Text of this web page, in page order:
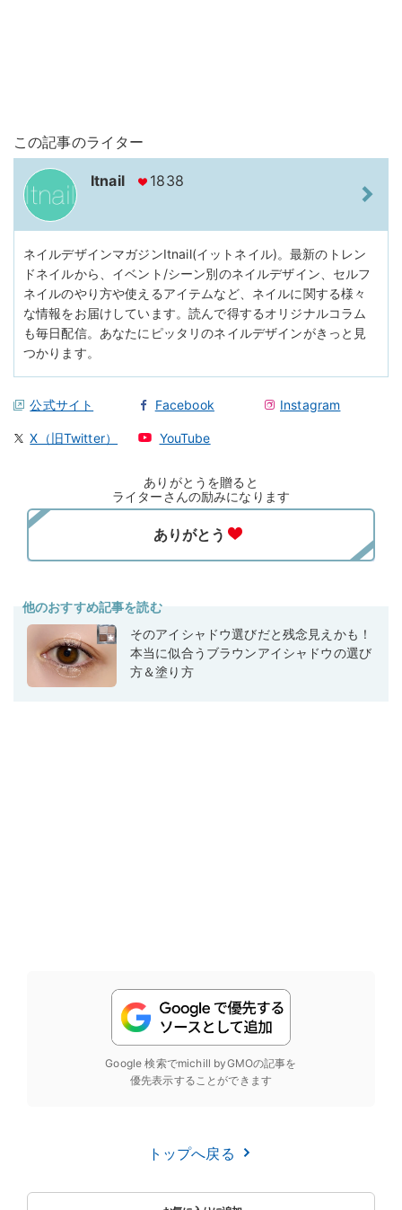
この記事のライター
Itnail 1838
ネイルデザインマガジンItnail(イットネイル)。最新のトレン
ドネイルから、イベント/シーン別のネイルデザイン、セルフ
ネイルのやり方や使えるアイテムなど、ネイルに関する様々
な情報をお届けしています。読んで得するオリジナルコラム
も毎日配信。あなたにピッタリのネイルデザインがきっと見
つかります。
公式サイト Facebook Instagram
X（旧Twitter） YouTube
ありがとうを贈ると
ライターさんの励みになります
他のおすすめ記事を読む
そのアイシャドウ選びだと残念見えかも！
本当に似合うブラウンアイシャドウの選び
方＆塗り方
Google 検索でmichill byGMOの記事を
優先表示することができます
トップへ戻る